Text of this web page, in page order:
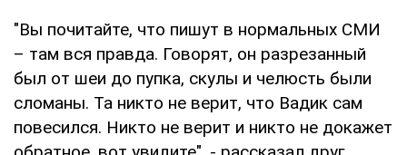
"Вы почитайте, что пишут в нормальных СМИ
– там вся правда. Говорят, он разрезанный
был от шеи до пупка, скулы и челюсть были
сломаны. Та никто не верит, что Вадик сам
повесился. Никто не верит и никто не докажет